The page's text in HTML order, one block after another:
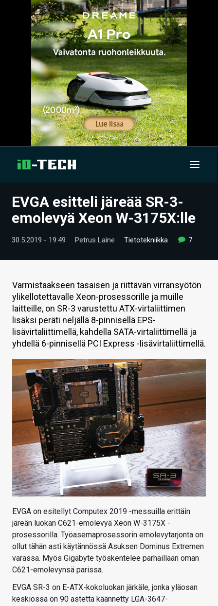
UUTISET
TIETOA
HINTA.FI
KAUPPA
HAKU
EVGA esitteli järeää SR-3-
emolevyä Xeon W-3175X:lle
30.5.2019 - 19:49 Petrus Laine Tietotekniikka 7
Varmistaakseen tasaisen ja riittävän virransyötön
ylikellotettavalle Xeon-prosessorille ja muille
laitteille, on SR-3 varustettu ATX-virtaliittimen
lisäksi peräti neljällä 8-pinnisellä EPS-
lisävirtaliittimellä, kahdella SATA-virtaliittimellä ja
yhdellä 6-pinnisellä PCI Express -lisävirtaliittimellä.
EVGA on esitellyt Computex 2019 -messuilla erittäin
järeän luokan C621-emolevyä Xeon W-3175X -
prosessorilla. Työasemaprosessorin emolevytarjonta on
ollut tähän asti käytännössä Asuksen Dominus Extremen
varassa. Myös Gigabyte työskentelee parhaillaan oman
C621-emolevynsä parissa.
EVGA SR-3 on E-ATX-kokoluokan järkäle, jonka yläosan
keskiössä on 90 astetta käännetty LGA-3647-